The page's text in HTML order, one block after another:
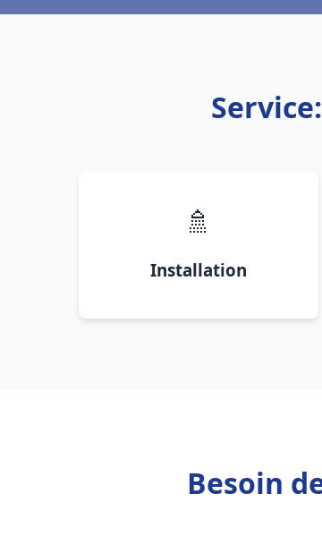
🚿
Installation
Besoin